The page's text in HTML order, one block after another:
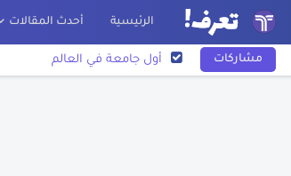
الرئيسية أحدث المقالات
مشاركات أول جامعة في العالم